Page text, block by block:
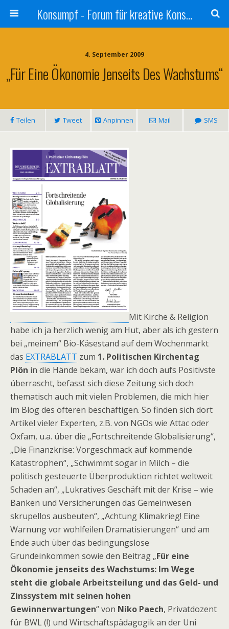
Konsumpf - Forum für kreative Konsumkritik - Culture Jamming, Nachhaltigkeit, Konzernkritik, Adbusting
4. September 2009
„Für Eine Ökonomie Jenseits Des Wachstums“
Teilen Tweet Anpinnen Mail SMS
Mit Kirche & Religion
habe ich ja herzlich wenig am Hut, aber als ich gestern
bei „meinem“ Bio-Käsestand auf dem Wochenmarkt
das EXTRABLATT zum 1. Politischen Kirchentag
Plön in die Hände bekam, war ich doch aufs Positivste
überrascht, befasst sich diese Zeitung sich doch
thematisch auch mit vielen Problemen, die mich hier
im Blog des öfteren beschäftigen. So finden sich dort
Artikel vieler Experten, z.B. von NGOs wie Attac oder
Oxfam, u.a. über die „Fortschreitende Globalisierung“,
„Die Finanzkrise: Vorgeschmack auf kommende
Katastrophen“, „Schwimmt sogar in Milch – die
politisch gesteuerte Überproduktion richtet weltweit
Schaden an“, „Lukratives Geschäft mit der Krise – wie
Banken und Versicherungen das Gemeinwesen
skrupellos ausbeuten“, „Achtung Klimakrieg! Eine
Warnung vor wohlfeilen Dramatisierungen“ und am
Ende auch über das bedingungslose
Grundeinkommen sowie den Beitrag „Für eine
Ökonomie jenseits des Wachstums: Im Wege
steht die globale Arbeitsteilung und das Geld- und
Zinssystem mit seinen hohen
Gewinnerwartungen“ von Niko Paech, Privatdozent
für BWL (!) und Wirtschaftspädagogik an der Uni